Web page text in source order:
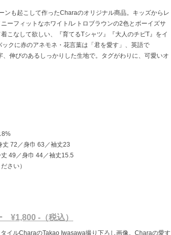
ンも起こして作ったCharaのオリジナル商品。キッズからレ
ーフィットなホワイト/レトロブラウンの2色とボーイズサ
こなして欲しい、『育てるTシャツ』『大人のチビT』をイ
ックに赤のアネモネ・花言葉は「君を愛す」、英語で
、伸びのあるしっかりした生地で。タグがわりに、可愛いオ
8%
丈 72／身巾 63／袖丈23
49／身巾 44／袖丈15.5
さい）
¥1,800 -（税込）
イルCharaのTakao Iwasawa撮り下ろし画像。Charaの愛す